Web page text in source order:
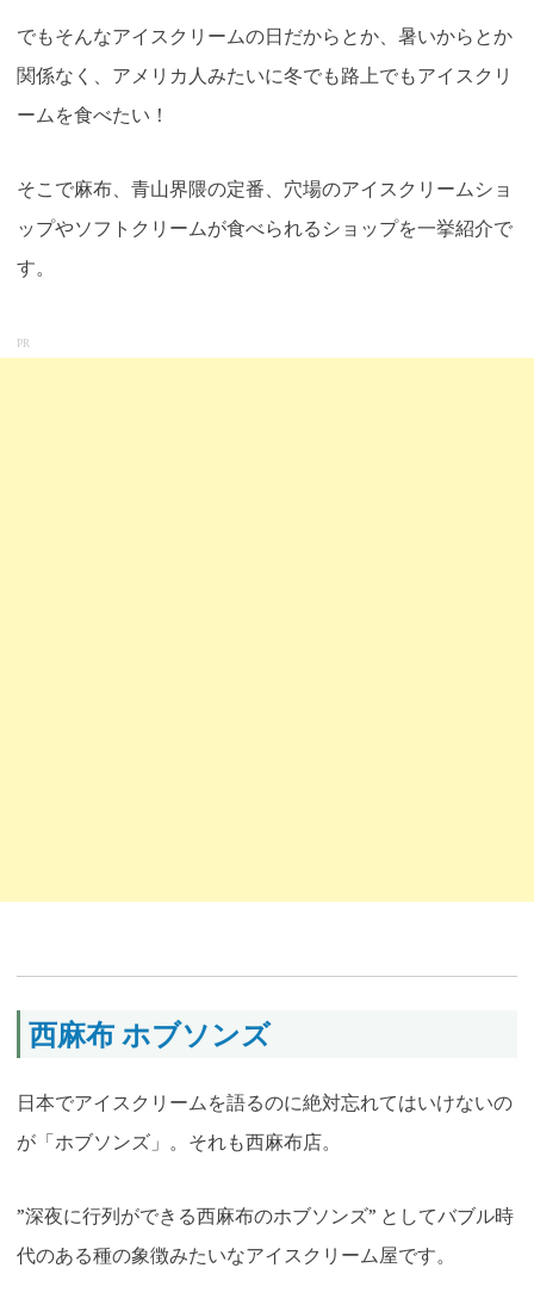
でもそんなアイスクリームの日だからとか、暑いからとか
関係なく、アメリカ人みたいに冬でも路上でもアイスクリ
ームを食べたい！
そこで麻布、青山界隈の定番、穴場のアイスクリームショ
ップやソフトクリームが食べられるショップを一挙紹介で
す。
PR
西麻布 ホブソンズ
日本でアイスクリームを語るのに絶対忘れてはいけないの
が「ホブソンズ」。それも西麻布店。
”深夜に行列ができる西麻布のホブソンズ” としてバブル時
代のある種の象徴みたいなアイスクリーム屋です。